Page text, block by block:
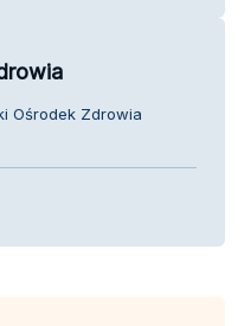
Ośrodek Zdrowia